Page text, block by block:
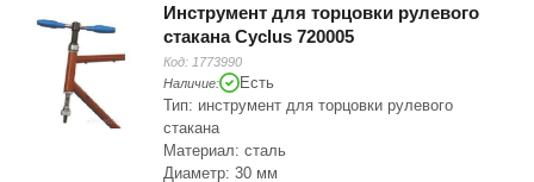
Инструмент для торцовки рулевого
стакана Cyclus 720005
Код: 1773990
Наличие:
Есть
Тип: инструмент для торцовки рулевого
стакана
Материал: сталь
Диаметр: 30 мм